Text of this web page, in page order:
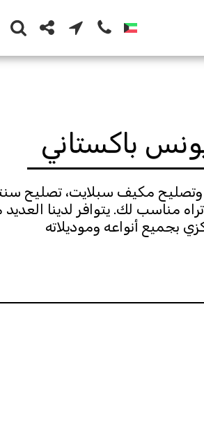
باكستاني
بجميع أنواعه وموديلاته